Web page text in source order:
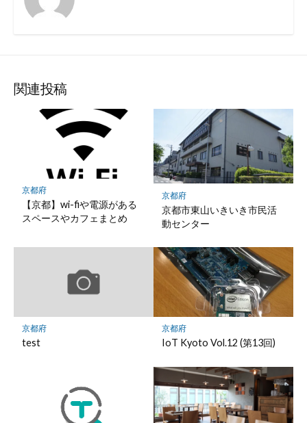
関連投稿
京都府
【京都】wi-fiや電源がある
スペースやカフェまとめ
京都府
京都市東山いきいき市民活
動センター
京都府
test
京都府
IoT Kyoto Vol.12 (第13回)